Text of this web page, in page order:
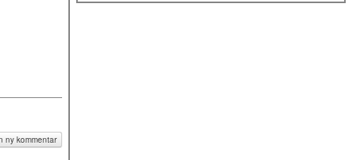
ny kommentar